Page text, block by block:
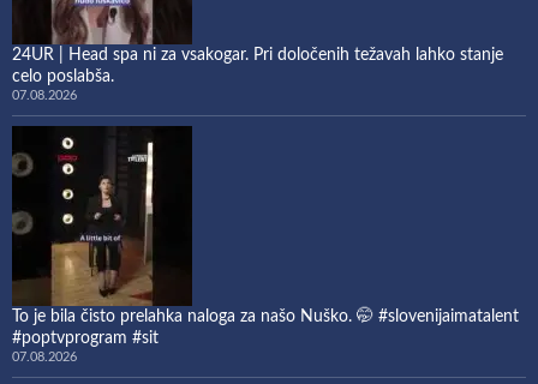
24UR | Head spa ni za vsakogar. Pri določenih težavah lahko stanje
celo poslabša.
07.08.2026
To je bila čisto prelahka naloga za našo Nuško. 🤭 #slovenijaimatalent
#poptvprogram #sit
07.08.2026